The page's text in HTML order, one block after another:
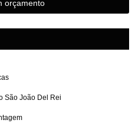
orçamento
São João Del Rei